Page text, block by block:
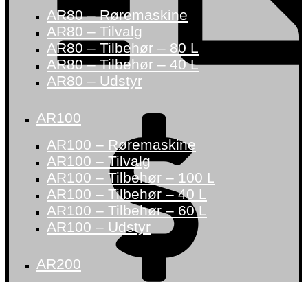
AR80 – Røremaskine
AR80 – Tilvalg
AR80 – Tilbehør – 80 L
AR80 – Tilbehør – 40 L
AR80 – Udstyr
AR100
AR100 – Røremaskine
AR100 – Tilvalg
AR100 – Tilbehør – 100 L
AR100 – Tilbehør – 40 L
AR100 – Tilbehør – 60 L
AR100 – Udstyr
AR200